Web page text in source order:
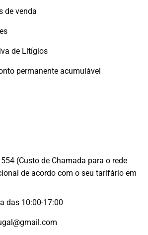
de venda
de Litígios
permanente acumulável
(Custo de Chamada para o rede
de acordo com o seu tarifário em
das 10:00-17:00